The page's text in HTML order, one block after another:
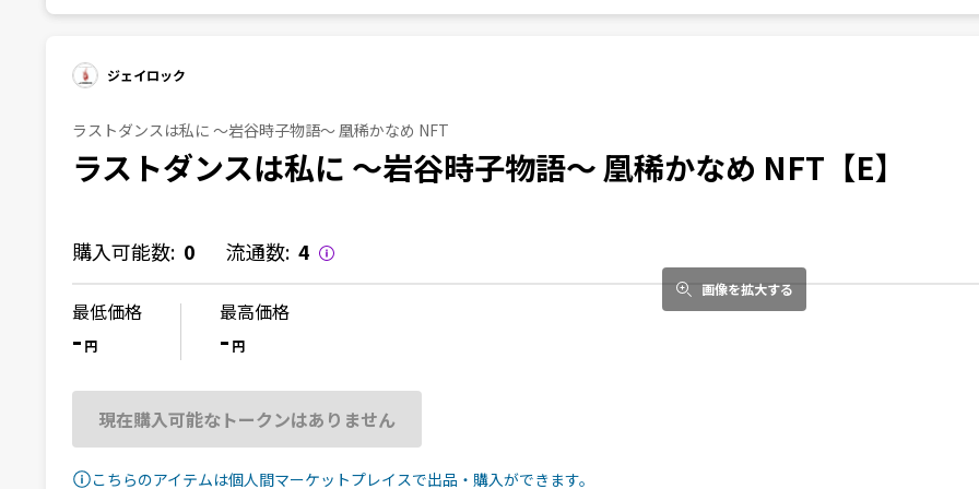
画像を拡大する
ジェイロック
ラストダンスは私に 〜岩谷時子物語〜 凰稀かなめ NFT
ラストダンスは私に 〜岩谷時子物語〜 凰稀かなめ NFT【E】
購入可能数: 0 流通数: 4
最低価格
- 円
最高価格
- 円
現在購入可能なトークンはありません
こちらのアイテムは個人間マーケットプレイスで出品・購入ができます。